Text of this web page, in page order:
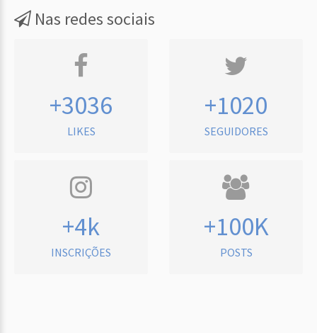
Nas redes sociais
+3036
LIKES
+1020
SEGUIDORES
+4k
INSCRIÇÕES
+100K
POSTS